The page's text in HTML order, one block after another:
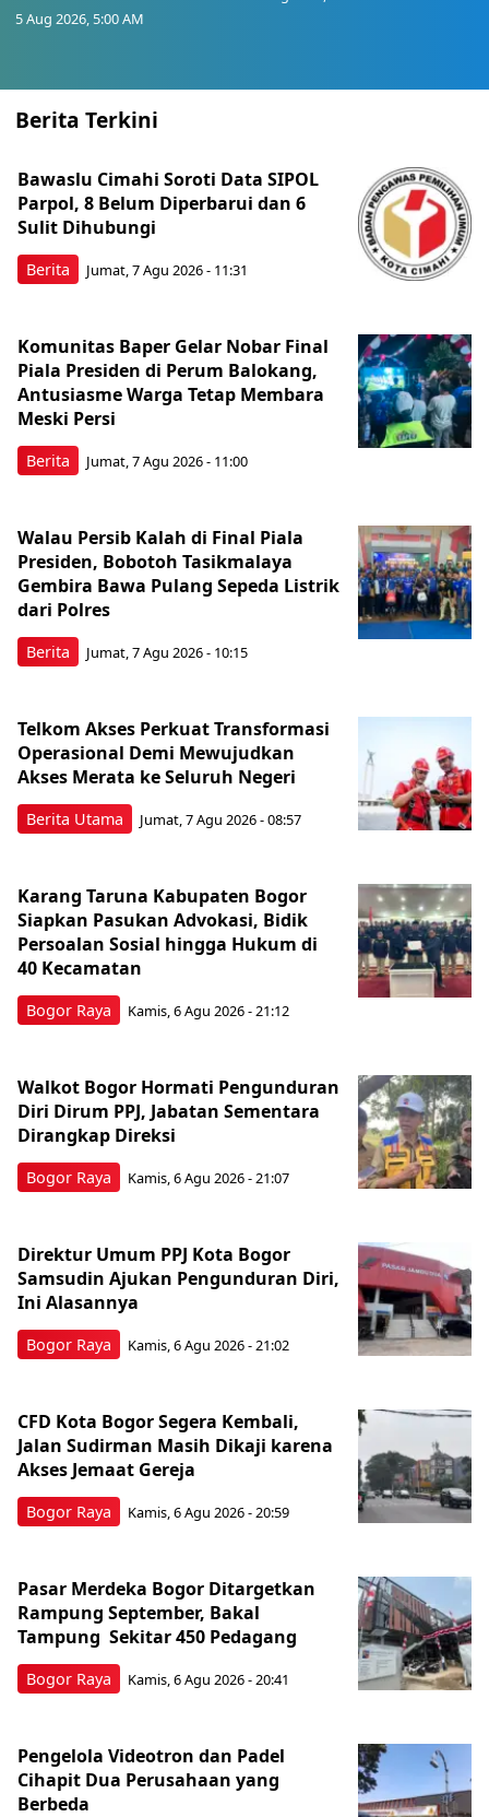
5 Aug 2026, 5:00 AM
Berita Terkini
Berita
Bawaslu Cimahi Soroti Data SIPOL
Parpol, 8 Belum Diperbarui dan 6
Sulit Dihubungi
Jumat, 7 Agu 2026 - 11:31
Berita
Komunitas Baper Gelar Nobar Final
Piala Presiden di Perum Balokang,
Antusiasme Warga Tetap Membara
Meski Persi
Jumat, 7 Agu 2026 - 11:00
Berita
Walau Persib Kalah di Final Piala
Presiden, Bobotoh Tasikmalaya
Gembira Bawa Pulang Sepeda Listrik
dari Polres
Jumat, 7 Agu 2026 - 10:15
Berita Utama
Telkom Akses Perkuat Transformasi
Operasional Demi Mewujudkan
Akses Merata ke Seluruh Negeri
Jumat, 7 Agu 2026 - 08:57
Bogor Raya
Karang Taruna Kabupaten Bogor
Siapkan Pasukan Advokasi, Bidik
Persoalan Sosial hingga Hukum di
40 Kecamatan
Kamis, 6 Agu 2026 - 21:12
Bogor Raya
Walkot Bogor Hormati Pengunduran
Diri Dirum PPJ, Jabatan Sementara
Dirangkap Direksi
Kamis, 6 Agu 2026 - 21:07
Bogor Raya
Direktur Umum PPJ Kota Bogor
Samsudin Ajukan Pengunduran Diri,
Ini Alasannya
Kamis, 6 Agu 2026 - 21:02
Bogor Raya
CFD Kota Bogor Segera Kembali,
Jalan Sudirman Masih Dikaji karena
Akses Jemaat Gereja
Kamis, 6 Agu 2026 - 20:59
Bogor Raya
Pasar Merdeka Bogor Ditargetkan
Rampung September, Bakal
Tampung Sekitar 450 Pedagang
Kamis, 6 Agu 2026 - 20:41
Pengelola Videotron dan Padel
Cihapit Dua Perusahaan yang
Berbeda